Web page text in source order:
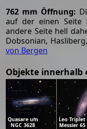
762 mm Öffnung:
auf der einen Seite
andere Seite hell
Dobsonian,
von Bergen
Objekte innerhalb
Quasare um
NGC 3628
Leo Triplet
Messier 65